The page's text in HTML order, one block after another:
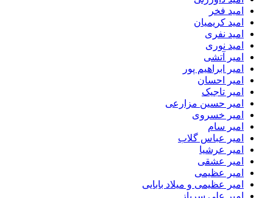
امید فخر
امید کریمیان
امید نفری
امید نوری
امیر آتشی
امیر ابراهیم پور
امیر احسان
امیر تاجیک
امیر حسین مزارعی
امیر خسروی
امیر سام
امیر عباس گلاب
امیر عرشیا
امیر عشقی
امیر عظیمی
امیر عظیمی و میلاد بابایی
امیر علی سرباز